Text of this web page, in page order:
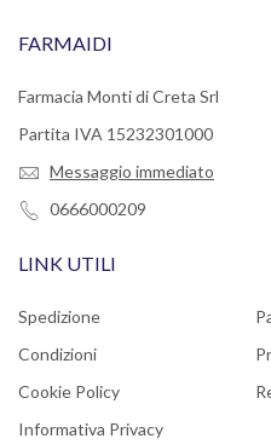
FARMAIDI
Farmacia Monti di Creta Srl
Partita IVA 15232301000
Messaggio immediato
0666000209
LINK UTILI
Spedizione
Condizioni
Cookie Policy
Informativa Privacy